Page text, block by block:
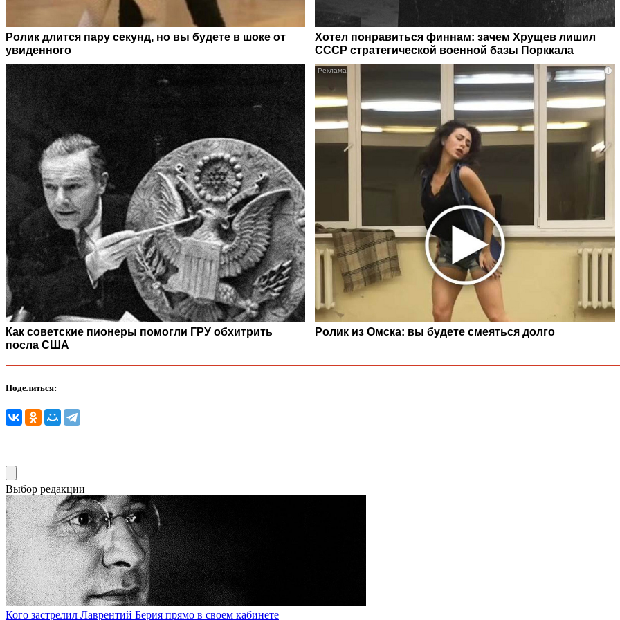
Ролик длится пару секунд, но вы будете в шоке от
увиденного
Хотел понравиться финнам: зачем Хрущев лишил
СССР стратегической военной базы Порккала
Как советские пионеры помогли ГРУ обхитрить
посла США
i
Ролик из Омска: вы будете смеяться долго
Поделиться:
Выбор редакции
Кого застрелил Лаврентий Берия прямо в своем кабинете